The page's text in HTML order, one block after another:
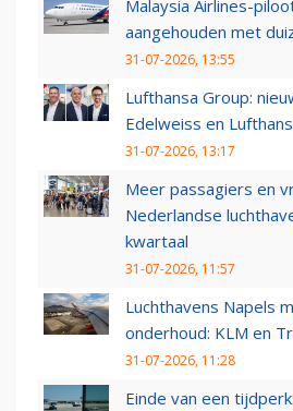
Malaysia Airlines-
aangehouden met
31-07-2026, 13:55
Lufthansa Group:
Edelweiss en
31-07-2026, 13:17
Meer passagiers en
Nederlandse
kwartaal
31-07-2026, 11:57
Luchthavens Napels
onderhoud: KLM en
31-07-2026, 11:28
Einde van een